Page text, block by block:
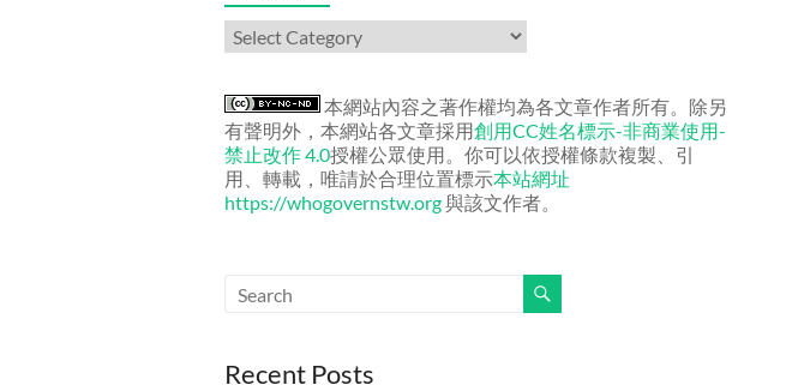
作
者
章
本網站內容之著作權均為各文章作者所有。除另
有聲明外，本網站各文章採用創用CC姓名標示-非商業使用-
禁止改作 4.0授權公眾使用。你可以依授權條款複製、引
用、轉載，唯請於合理位置標示本站網址
https://whogovernstw.org與該文作者。
Recent Posts